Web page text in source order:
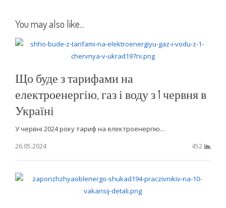
You may also like...
Що буде з тарифами на
електроенергію, газ і воду з 1 червня в
Україні
У червні 2024 року тариф на електроенергію…
26.05.2024
452